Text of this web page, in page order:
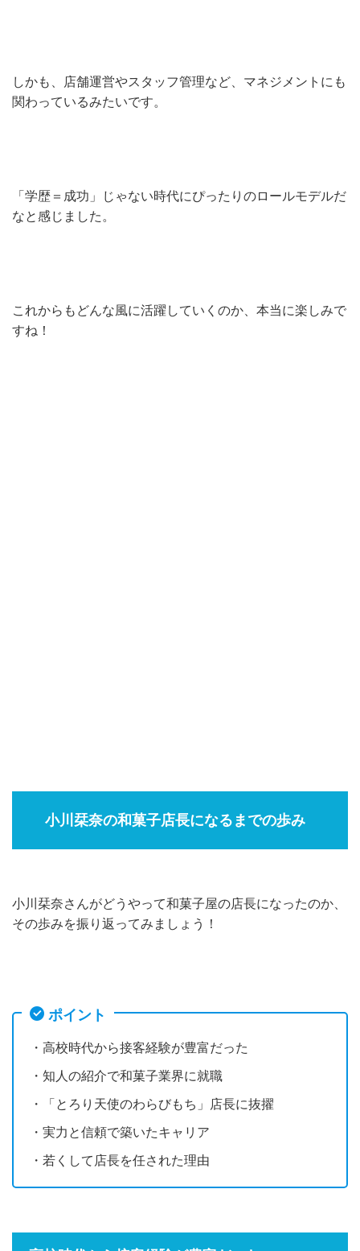
しかも、店舗運営やスタッフ管理など、マネジメントにも
関わっているみたいです。
「学歴＝成功」じゃない時代にぴったりのロールモデルだ
なと感じました。
これからもどんな風に活躍していくのか、本当に楽しみで
すね！
小川栞奈の和菓子店長になるまでの歩み
小川栞奈さんがどうやって和菓子屋の店長になったのか、
その歩みを振り返ってみましょう！
ポイント
・高校時代から接客経験が豊富だった
・知人の紹介で和菓子業界に就職
・「とろり天使のわらびもち」店長に抜擢
・実力と信頼で築いたキャリア
・若くして店長を任された理由